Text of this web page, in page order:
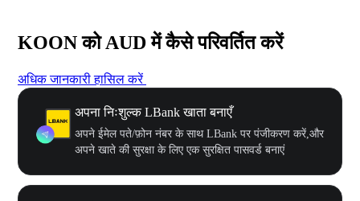
KOON को AUD में कैसे परिवर्तित करें
अधिक जानकारी हासिल करें
अपना निःशुल्क LBank खाता बनाएँ
अपने ईमेल पते/फ़ोन नंबर के साथ LBank पर पंजीकरण करें,और
अपने खाते की सुरक्षा के लिए एक सुरक्षित पासवर्ड बनाएं